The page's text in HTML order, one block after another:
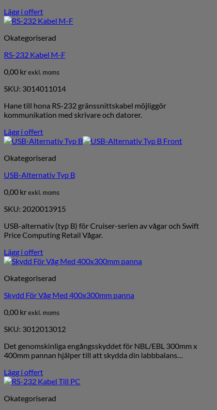
Lägg i offert
Okategoriserad
RS-232 Kabel M-F
0,00 krexkl. moms
SKU: 3014011014
Hane till hona RS-232 gränssnittskabel möjliggör
kommunikation med skrivare och datorer.
Lägg i offert
Okategoriserad
USB-Alternativ Typ B
0,00 krexkl. moms
SKU: 2020013915
USB-alternativ (typ B) för Cruiser-serien av vågar och Swift
Price Computing Retail Vågar.
Lägg i offert
Okategoriserad
Skydd För Våg Med 400x300mm panna
0,00 krexkl. moms
SKU: 3012013012
Det genomskinliga engångsskyddet för NBL/EBL 300mm x
400mm pannan hjälper till att skydda din labbbalans…
Lägg i offert
Okategoriserad